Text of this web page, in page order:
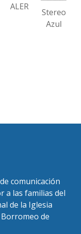
ALER
Stereo
Azul
comunicación
a las familias del
de la Iglesia
Borromeo de